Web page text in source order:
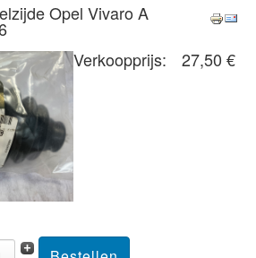
opvragen
Opel Vivaro A
Verkoopprijs:
27,50 €